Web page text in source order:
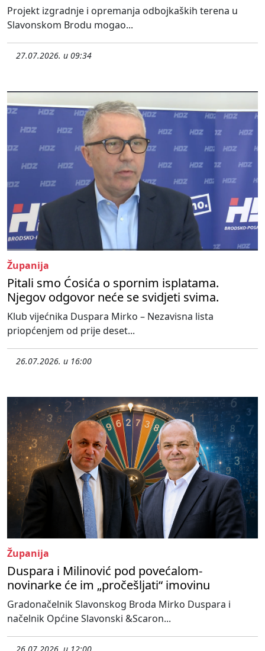
Projekt izgradnje i opremanja odbojkaških terena u
Slavonskom Brodu mogao...
27.07.2026. u 09:34
Županija
Pitali smo Ćosića o spornim isplatama.
Njegov odgovor neće se svidjeti svima.
Klub vijećnika Duspara Mirko – Nezavisna lista
priopćenjem od prije deset...
26.07.2026. u 16:00
Županija
Duspara i Milinović pod povećalom-
novinarke će im „pročešljati“ imovinu
Gradonačelnik Slavonskog Broda Mirko Duspara i
načelnik Općine Slavonski &Scaron...
26.07.2026. u 12:00